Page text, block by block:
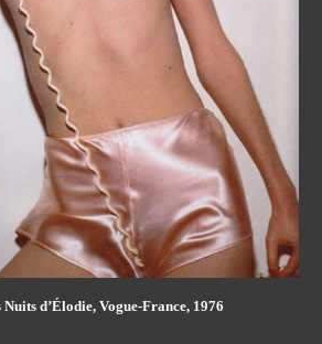
d’Élodie, Vogue-France, 1976